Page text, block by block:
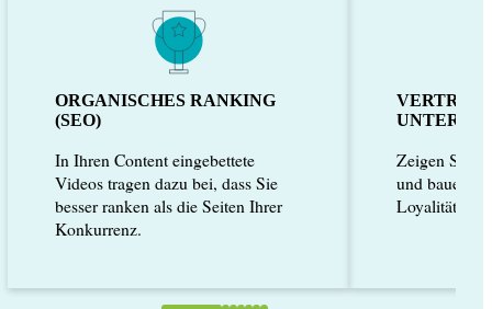
ORGANISCHES RANKING
(SEO)
In Ihren Content eingebettete
Videos tragen dazu bei, dass Sie
besser ranken als die Seiten Ihrer
Konkurrenz.
Zeigen Sie
und bauen
Loyalität auf.